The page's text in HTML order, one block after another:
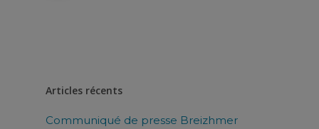
Articles récents
Communiqué de presse Breizhmer